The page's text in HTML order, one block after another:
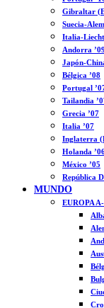
Gibraltar
Suecia-
Italia-
Andorra ’09
Japón-
Bélgica ’08
Portugal
Tailandia
Grecia ’07
Italia ’07
Inglaterra
Holanda
México ’05
República
MUNDO
EUROPA